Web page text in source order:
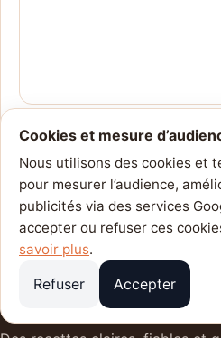
Envoyer
Merci ! Vos avis aident les
Cuisine du Quotidien
Cookies et mesure
Nous utilisons des cookies et
pour mesurer l’audience,
publicités via des services
accepter ou refuser ces
savoir plus.
Refuser Accepter